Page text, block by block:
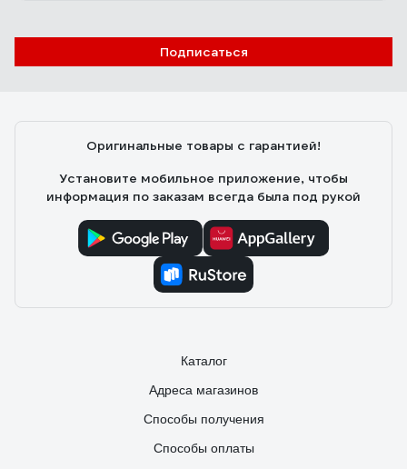
Подписаться
Оригинальные товары с гарантией!
Установите мобильное приложение, чтобы
информация по заказам всегда была под рукой
Каталог
Адреса магазинов
Способы получения
Способы оплаты